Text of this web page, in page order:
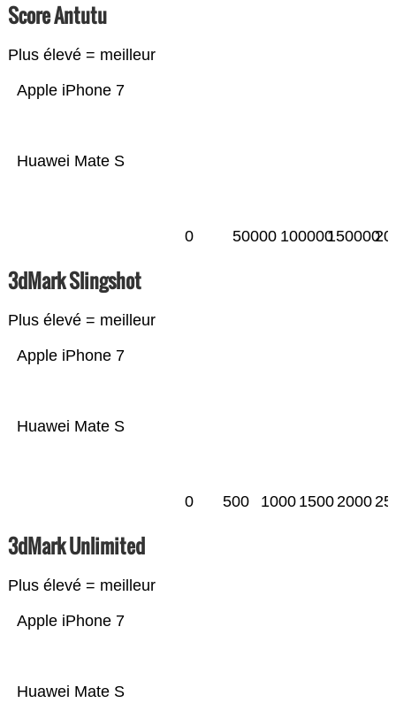
Score Antutu
Plus élevé = meilleur
Huawei Mate S
Apple iPhone 7
0 50000 100000150000
3dMark Slingshot
Plus élevé = meilleur
Huawei Mate S
Apple iPhone 7
0 500 1000 15002000
3dMark Unlimited
Plus élevé = meilleur
Huawei Mate S
Apple iPhone 7